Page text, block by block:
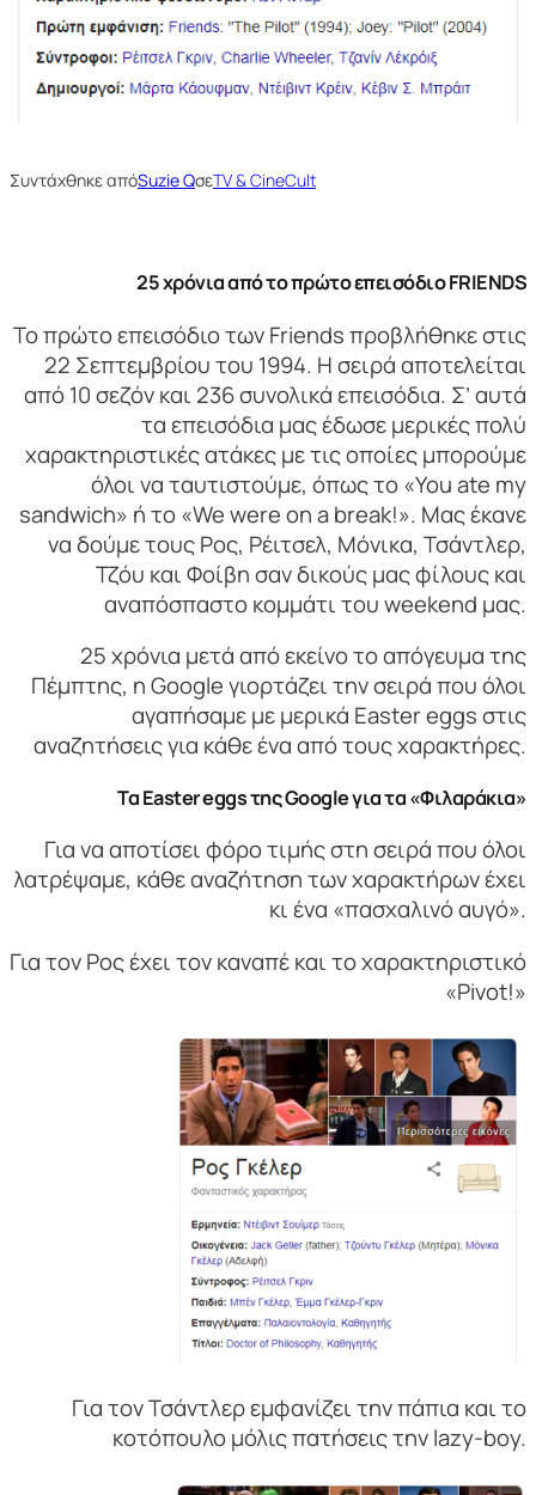
Συντάχθηκε απόSuzie QσεTV & CineCult
25 χρόνια από το πρώτο επεισόδιοFRIENDS
Το πρώτο επεισόδιο των Friends προβλήθηκε στις
22 Σεπτεμβρίου του 1994. Η σειρά αποτελείται
από 10 σεζόν και 236 συνολικά επεισόδια. Σ’ αυτά
τα επεισόδια μας έδωσε μερικές πολύ
χαρακτηριστικές ατάκες με τις οποίες μπορούμε
όλοι να ταυτιστούμε, όπως το «You ate my
sandwich» ή το «We were on a break!». Μας έκανε
να δούμε τους Ρος, Ρέιτσελ, Μόνικα, Τσάντλερ,
Τζόυ και Φοίβη σαν δικούς μας φίλους και
αναπόσπαστο κομμάτι του weekend μας.
25 χρόνια μετά από εκείνο το απόγευμα της
Πέμπτης, η Google γιορτάζει την σειρά που όλοι
αγαπήσαμε με μερικά Easter eggs στις
αναζητήσεις για κάθε ένα από τους χαρακτήρες.
ΤαEastereggs τηςGoogle για τα «Φιλαράκια»
Για να αποτίσει φόρο τιμής στη σειρά που όλοι
λατρέψαμε, κάθε αναζήτηση των χαρακτήρων έχει
κι ένα «πασχαλινό αυγό».
Για τον Ρος έχει τον καναπέ και το χαρακτηριστικό
«Pivot!»
Για τον Τσάντλερ εμφανίζει την πάπια και το
κοτόπουλο μόλις πατήσεις την lazy-boy.